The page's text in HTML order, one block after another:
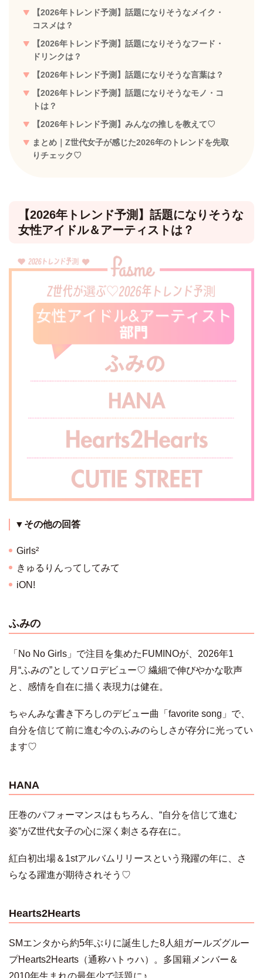
【2026年トレンド予測】話題になりそうなメイク・
コスメは？
【2026年トレンド予測】話題になりそうなフード・
ドリンクは？
【2026年トレンド予測】話題になりそうな言葉は？
【2026年トレンド予測】話題になりそうなモノ・コ
トは？
【2026年トレンド予測】みんなの推しを教えて♡
まとめ｜Z世代女子が感じた2026年のトレンドを先取
りチェック♡
【2026年トレンド予測】話題になりそうな
女性アイドル＆アーティストは？
▼その他の回答
Girls²
きゅるりんってしてみて
iON!
ふみの
「No No Girls」で注目を集めたFUMINOが、2026年1
月“ふみの”としてソロデビュー♡ 繊細で伸びやかな歌声
と、感情を自在に描く表現力は健在。
ちゃんみな書き下ろしのデビュー曲「favorite song」で、
自分を信じて前に進む今のふみのらしさが存分に光ってい
ます♡
HANA
圧巻のパフォーマンスはもちろん、“自分を信じて進む
姿”がZ世代女子の心に深く刺さる存在に。
紅白初出場＆1stアルバムリリースという飛躍の年に、さ
らなる躍進が期待されそう♡
Hearts2Hearts
SMエンタから約5年ぶりに誕生した8人組ガールズグルー
プHearts2Hearts（通称ハトゥハ）。多国籍メンバー＆